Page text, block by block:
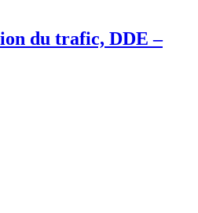
du trafic, DDE –